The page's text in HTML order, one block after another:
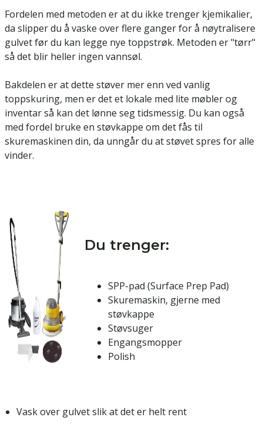
Fordelen med metoden er at du ikke trenger kjemikalier,
da slipper du å vaske over flere ganger for å nøytralisere
gulvet før du kan legge nye toppstrøk. Metoden er "tørr"
så det blir heller ingen vannsøl.
Bakdelen er at dette støver mer enn ved vanlig
toppskuring, men er det et lokale med lite møbler og
inventar så kan det lønne seg tidsmessig. Du kan også
med fordel bruke en støvkappe om det fås til
skuremaskinen din, da unngår du at støvet spres for alle
vinder.
Du trenger:
SPP-pad (Surface Prep Pad)
Skuremaskin, gjerne med
støvkappe
Støvsuger
Engangsmopper
Polish
Vask over gulvet slik at det er helt rent